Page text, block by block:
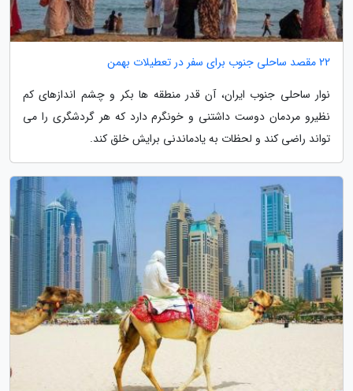
22 مقصد ساحلی جنوب برای سفر در تعطیلات بهمن
نوار ساحلی جنوب ایران، آن قدر منطقه ها بکر و چشم اندازهای کم
نظیرو مردمان دوست داشتنی و خونگرم دارد که هر گردشگری را می
تواند راضی کند و لحظات به یادماندنی برایش خلق کند.